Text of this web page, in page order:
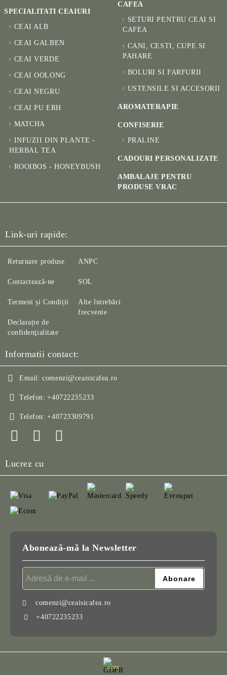
SPECIALITATI CEAIURI
CEAI ALB
CEAI GALBEN
CEAI VERDE
CEAI OOLONG
CEAI NEGRU
CEAI PU ERH
MATCHA
INFUZII DIN PLANTE -
HERBAL TEA
ROOIBOS - HONEYBUSH
CAFEA
SETURI PENTRU CEAI SI
CAFEA
CANI, CESTI, CUPE SI
PAHARE
BOLURI SI FARFURII
USTENSILE SI ACCESORII
AROMATERAPIE
CONFISERIE
PRALINE
CADOURI PERSONALIZATE
AMBALAJE PENTRU
PRODUSE VRAC
Link-uri rapide:
Returnare produse
Contactează-ne
Termeni și Condiții
Declarație de
confidenţialitate
ANPC
SOL
Alte întrebări
frecvente
Informatii contact:
Email: comenzi@ceaisicafea.ro
Telefon: +40722235233
Telefon: +40723309791
Lucrez cu
Abonează-mă la Newsletter
comenzi@ceaisicafea.ro
+40722235233
GDPR